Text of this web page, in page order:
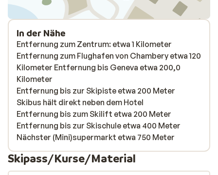
In der Nähe
Entfernung zum Zentrum: etwa 1 Kilometer
Entfernung zum Flughafen von Chambery etwa 120
Kilometer Entfernung bis Geneva etwa 200,0
Kilometer
Entfernung bis zur Skipiste etwa 200 Meter
Skibus hält direkt neben dem Hotel
Entfernung bis zum Skilift etwa 200 Meter
Entfernung bis zur Skischule etwa 400 Meter
Nächster (Mini)supermarkt etwa 750 Meter
Skipass/Kurse/Material